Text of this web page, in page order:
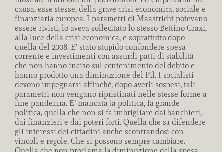
causa, esse stesse, della grave crisi economica, sociale e
finanziaria europea. I parametri di Maastricht potevano
essere rivisti, lo aveva sollecitato lo stesso Bettino Craxi,
alla luce della crisi economica, e soprattutto dopo
quella del 2008. E’ stato stupido confondere spesa
corrente e investimenti con assurdi patti di stabilità
che non hanno inciso sul contenimento del debito e
hanno prodotto una diminuzione del Pil. I socialisti
devono impegnarsi affinché, dopo averli sospesi, tali
parametri non vengano ripristinati nelle stesse forme a
fine pandemia. E’ mancata la politica, la grande
politica, quella che non si fa imbrigliare dai banchieri,
dai finanzieri e dai poteri forti. Quella che sa difendere
gli interessi dei cittadini anche scontrandosi con
vincoli e regole. Che si possono sempre cambiare.